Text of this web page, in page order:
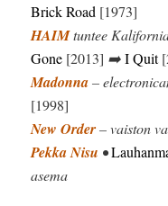
Brick Road [1973]
HAIMtuntee
Gone [2013] ➡️I Quit
Madonna–
[1998]
New Order– vaiston
Pekka Nisu •
asema